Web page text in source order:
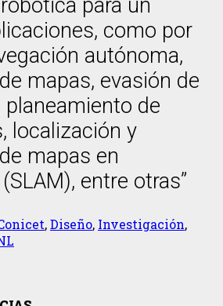
para un
como por
autónoma,
mapas, evasión de
de
localización y
mapas en
entre otras”
,Diseño, Investigación,